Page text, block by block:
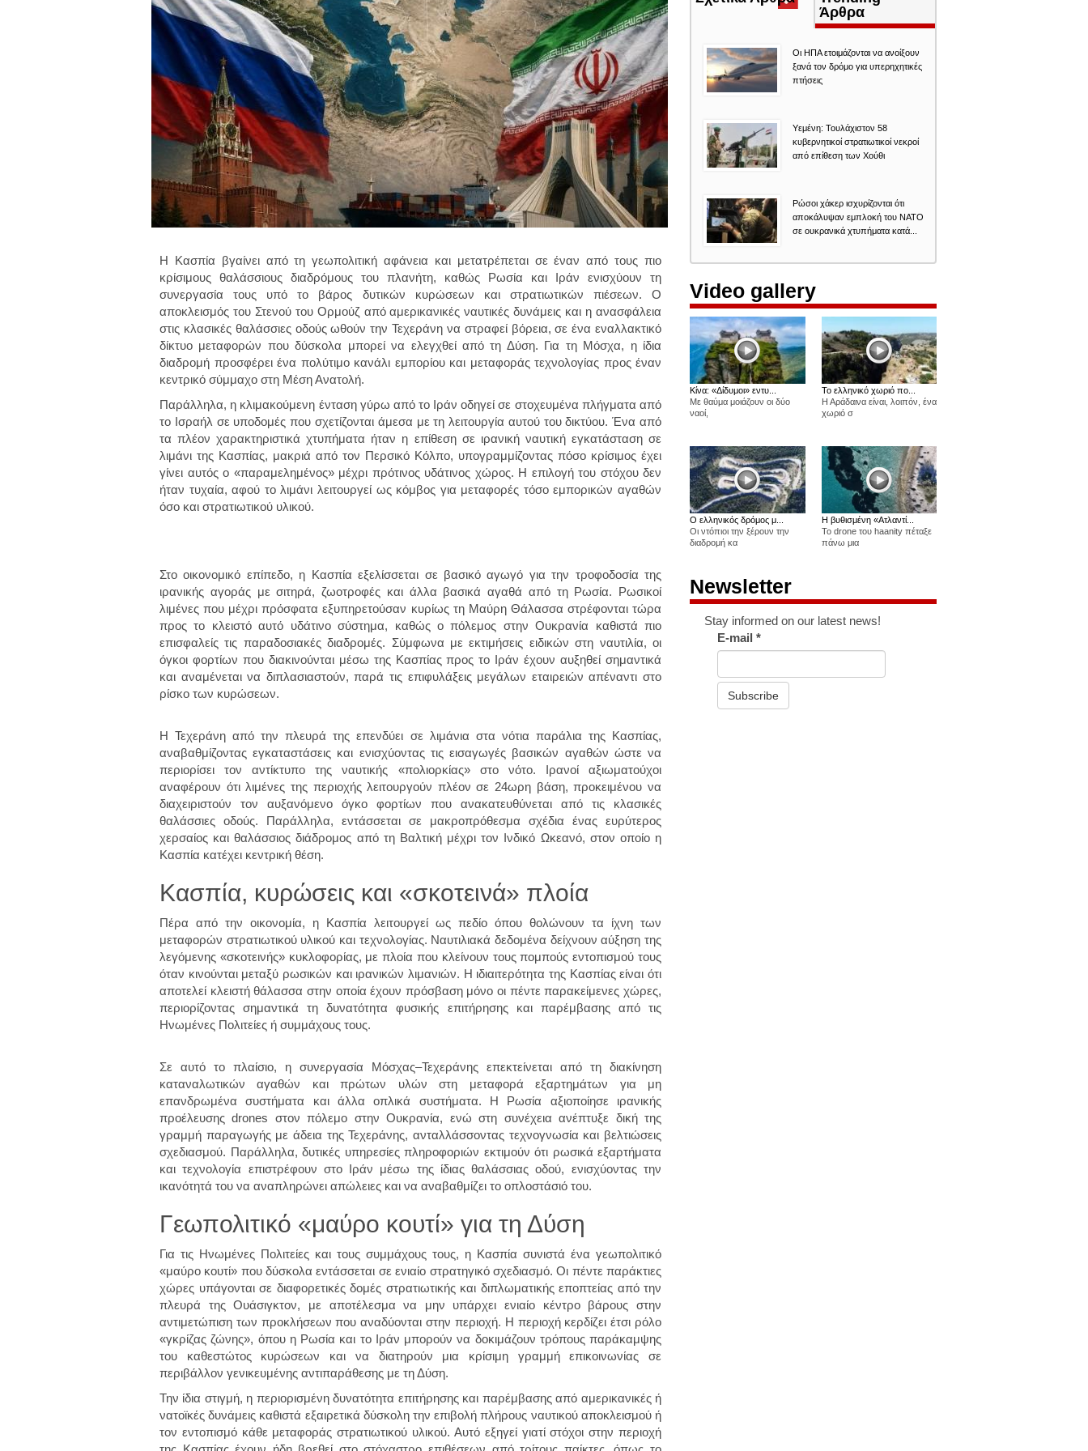
Η Κασπία βγαίνει από τη γεωπολιτική αφάνεια και μετατρέπεται σε έναν από τους πιο
κρίσιμους θαλάσσιους διαδρόμους του πλανήτη, καθώς Ρωσία και Ιράν ενισχύουν τη
συνεργασία τους υπό το βάρος δυτικών κυρώσεων και στρατιωτικών πιέσεων. Ο
αποκλεισμός του Στενού του Ορμούζ από αμερικανικές ναυτικές δυνάμεις και η ανασφάλεια
στις κλασικές θαλάσσιες οδούς ωθούν την Τεχεράνη να στραφεί βόρεια, σε ένα εναλλακτικό
δίκτυο μεταφορών που δύσκολα μπορεί να ελεγχθεί από τη Δύση. Για τη Μόσχα, η ίδια
διαδρομή προσφέρει ένα πολύτιμο κανάλι εμπορίου και μεταφοράς τεχνολογίας προς έναν
κεντρικό σύμμαχο στη Μέση Ανατολή.
Παράλληλα, η κλιμακούμενη ένταση γύρω από το Ιράν οδηγεί σε στοχευμένα πλήγματα από
το Ισραήλ σε υποδομές που σχετίζονται άμεσα με τη λειτουργία αυτού του δικτύου. Ένα από
τα πλέον χαρακτηριστικά χτυπήματα ήταν η επίθεση σε ιρανική ναυτική εγκατάσταση σε
λιμάνι της Κασπίας, μακριά από τον Περσικό Κόλπο, υπογραμμίζοντας πόσο κρίσιμος έχει
γίνει αυτός ο «παραμελημένος» μέχρι πρότινος υδάτινος χώρος. Η επιλογή του στόχου δεν
ήταν τυχαία, αφού το λιμάνι λειτουργεί ως κόμβος για μεταφορές τόσο εμπορικών αγαθών
όσο και στρατιωτικού υλικού.
Στο οικονομικό επίπεδο, η Κασπία εξελίσσεται σε βασικό αγωγό για την τροφοδοσία της
ιρανικής αγοράς με σιτηρά, ζωοτροφές και άλλα βασικά αγαθά από τη Ρωσία. Ρωσικοί
λιμένες που μέχρι πρόσφατα εξυπηρετούσαν κυρίως τη Μαύρη Θάλασσα στρέφονται τώρα
προς το κλειστό αυτό υδάτινο σύστημα, καθώς ο πόλεμος στην Ουκρανία καθιστά πιο
επισφαλείς τις παραδοσιακές διαδρομές. Σύμφωνα με εκτιμήσεις ειδικών στη ναυτιλία, οι
όγκοι φορτίων που διακινούνται μέσω της Κασπίας προς το Ιράν έχουν αυξηθεί σημαντικά
και αναμένεται να διπλασιαστούν, παρά τις επιφυλάξεις μεγάλων εταιρειών απέναντι στο
ρίσκο των κυρώσεων.
Η Τεχεράνη από την πλευρά της επενδύει σε λιμάνια στα νότια παράλια της Κασπίας,
αναβαθμίζοντας εγκαταστάσεις και ενισχύοντας τις εισαγωγές βασικών αγαθών ώστε να
περιορίσει τον αντίκτυπο της ναυτικής «πολιορκίας» στο νότο. Ιρανοί αξιωματούχοι
αναφέρουν ότι λιμένες της περιοχής λειτουργούν πλέον σε 24ωρη βάση, προκειμένου να
διαχειριστούν τον αυξανόμενο όγκο φορτίων που ανακατευθύνεται από τις κλασικές
θαλάσσιες οδούς. Παράλληλα, εντάσσεται σε μακροπρόθεσμα σχέδια ένας ευρύτερος
χερσαίος και θαλάσσιος διάδρομος από τη Βαλτική μέχρι τον Ινδικό Ωκεανό, στον οποίο η
Κασπία κατέχει κεντρική θέση.
Κασπία, κυρώσεις και «σκοτεινά» πλοία
Πέρα από την οικονομία, η Κασπία λειτουργεί ως πεδίο όπου θολώνουν τα ίχνη των
μεταφορών στρατιωτικού υλικού και τεχνολογίας. Ναυτιλιακά δεδομένα δείχνουν αύξηση της
λεγόμενης «σκοτεινής» κυκλοφορίας, με πλοία που κλείνουν τους πομπούς εντοπισμού τους
όταν κινούνται μεταξύ ρωσικών και ιρανικών λιμανιών. Η ιδιαιτερότητα της Κασπίας είναι ότι
αποτελεί κλειστή θάλασσα στην οποία έχουν πρόσβαση μόνο οι πέντε παρακείμενες χώρες,
περιορίζοντας σημαντικά τη δυνατότητα φυσικής επιτήρησης και παρέμβασης από τις
Ηνωμένες Πολιτείες ή συμμάχους τους.
Σε αυτό το πλαίσιο, η συνεργασία Μόσχας–Τεχεράνης επεκτείνεται από τη διακίνηση
καταναλωτικών αγαθών και πρώτων υλών στη μεταφορά εξαρτημάτων για μη
επανδρωμένα συστήματα και άλλα οπλικά συστήματα. Η Ρωσία αξιοποίησε ιρανικής
προέλευσης drones στον πόλεμο στην Ουκρανία, ενώ στη συνέχεια ανέπτυξε δική της
γραμμή παραγωγής με άδεια της Τεχεράνης, ανταλλάσσοντας τεχνογνωσία και βελτιώσεις
σχεδιασμού. Παράλληλα, δυτικές υπηρεσίες πληροφοριών εκτιμούν ότι ρωσικά εξαρτήματα
και τεχνολογία επιστρέφουν στο Ιράν μέσω της ίδιας θαλάσσιας οδού, ενισχύοντας την
ικανότητά του να αναπληρώνει απώλειες και να αναβαθμίζει το οπλοστάσιό του.
Γεωπολιτικό «μαύρο κουτί» για τη Δύση
Για τις Ηνωμένες Πολιτείες και τους συμμάχους τους, η Κασπία συνιστά ένα γεωπολιτικό
«μαύρο κουτί» που δύσκολα εντάσσεται σε ενιαίο στρατηγικό σχεδιασμό. Οι πέντε παράκτιες
χώρες υπάγονται σε διαφορετικές δομές στρατιωτικής και διπλωματικής εποπτείας από την
πλευρά της Ουάσιγκτον, με αποτέλεσμα να μην υπάρχει ενιαίο κέντρο βάρους στην
αντιμετώπιση των προκλήσεων που αναδύονται στην περιοχή. Η περιοχή κερδίζει έτσι ρόλο
«γκρίζας ζώνης», όπου η Ρωσία και το Ιράν μπορούν να δοκιμάζουν τρόπους παράκαμψης
του καθεστώτος κυρώσεων και να διατηρούν μια κρίσιμη γραμμή επικοινωνίας σε
περιβάλλον γενικευμένης αντιπαράθεσης με τη Δύση.
Την ίδια στιγμή, η περιορισμένη δυνατότητα επιτήρησης και παρέμβασης από αμερικανικές ή
νατοϊκές δυνάμεις καθιστά εξαιρετικά δύσκολη την επιβολή πλήρους ναυτικού αποκλεισμού ή
τον εντοπισμό κάθε μεταφοράς στρατιωτικού υλικού. Αυτό εξηγεί γιατί στόχοι στην περιοχή
καρτέλα)
Άρθρα
Οι ΗΠΑ ετοιμάζονται να ανοίξουν
ξανά τον δρόμο για υπερηχητικές
πτήσεις
Υεμένη: Τουλάχιστον 58
κυβερνητικοί στρατιωτικοί νεκροί
από επίθεση των Χούθι
Ρώσοι χάκερ ισχυρίζονται ότι
αποκάλυψαν εμπλοκή του ΝΑΤΟ
σε ουκρανικά χτυπήματα κατά...
Video gallery
Κίνα: «Δίδυμοι» εντυ...
Με θαύμα μοιάζουν οι δύο
ναοί,
Το ελληνικό χωριό πο...
Η Αράδαινα είναι, λοιπόν, ένα
χωριό σ
Ο ελληνικός δρόμος μ...
Οι ντόπιοι την ξέρουν την
διαδρομή κα
Η βυθισμένη «Ατλαντί...
Το drone του haanity πέταξε
πάνω μια
Newsletter
Stay informed on our latest news!
E-mail*
Subscribe